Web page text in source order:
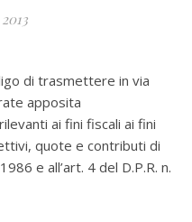
di trasmettere in via
apposita
ai fini fiscali ai fini
quote e contributi di
e all’art. 4 del D.P.R. n.